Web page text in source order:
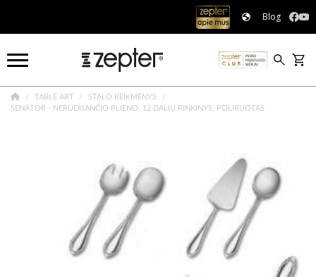
Blog
TABLE ART
STALO REIKMENYS
SENATOR - NERŪDIJANČIO PLIENO, 12 DALIŲ RINKINYS, POLIRUOTAS